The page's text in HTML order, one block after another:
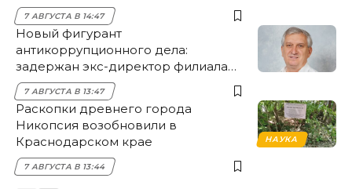
7 АВГУСТА В 14:47
Новый фигурант
антикоррупционного дела:
задержан экс-директор филиала
НЭСК Крымска
7 АВГУСТА В 13:47
НАУКА
Раскопки древнего города
Никопсия возобновили в
Краснодарском крае
7 АВГУСТА В 13:44